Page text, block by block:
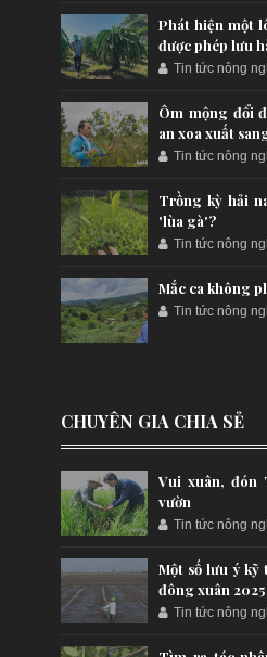
Phát hiện một
được phép lưu
Tin tức nông
Ôm mộng đổi
an xoa xuất
Tin tức nông
Trồng kỳ hải
'lùa gà'?
Tin tức nông
Mắc ca không
Tin tức nông
CHUYÊN GIA CHIA SẺ
Vui xuân, đón
vườn
Tin tức nông
Một số lưu ý
đông xuân
Tin tức nông